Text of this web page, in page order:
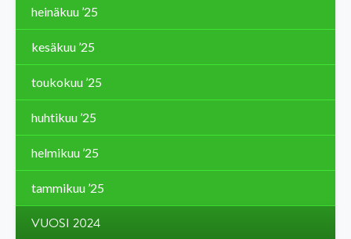
heinäkuu ’25
kesäkuu ’25
toukokuu ’25
huhtikuu ’25
helmikuu ’25
tammikuu ’25
VUOSI 2024